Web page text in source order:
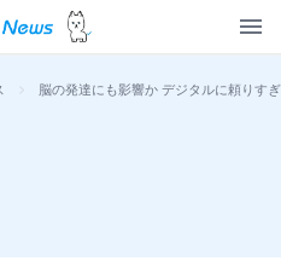
> 脳の発達にも影響か デジタルに頼りす